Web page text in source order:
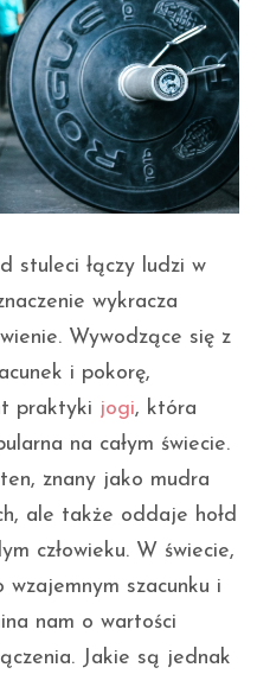
stuleci łączy ludzi w
wykracza
Wywodzące się z
i pokorę,
praktyki jogi, która
na całym świecie.
znany jako mudra
ale także oddaje hołd
człowieku. W świecie,
szacunku i
nam o wartości
Jakie są jednak